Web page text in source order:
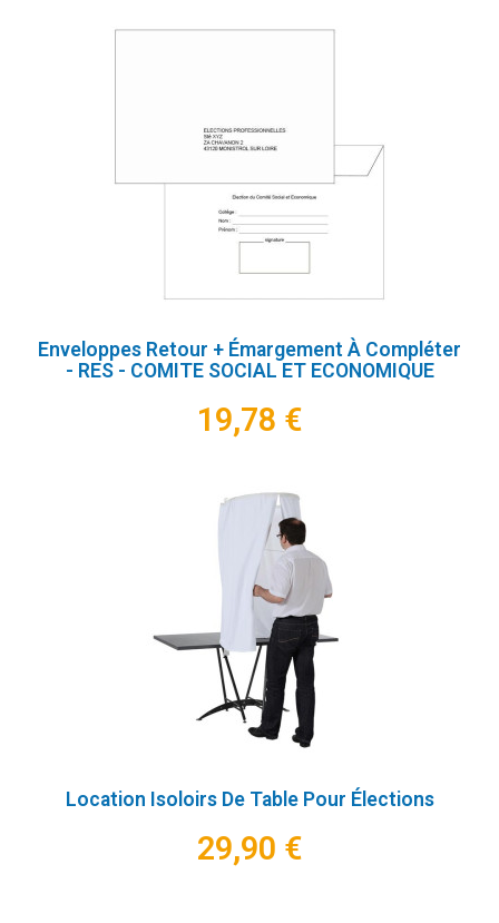
Enveloppes Retour + Émargement À Compléter
- RES - COMITE SOCIAL ET ECONOMIQUE
19,78 €
Location Isoloirs De Table Pour Élections
29,90 €